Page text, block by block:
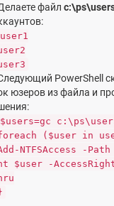
файл
user1
PowerShell
юзеров из файла и
$users=gc
($user in
NTFSAccess -
$user -